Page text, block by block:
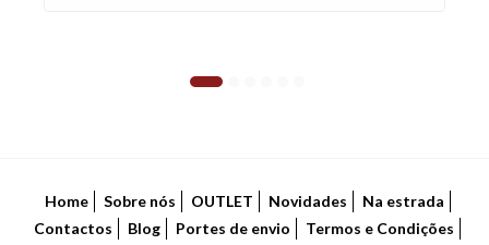
Home Sobre nós OUTLET Novidades
Na estrada
Contactos
Blog Portes de envio
Termos e Condições